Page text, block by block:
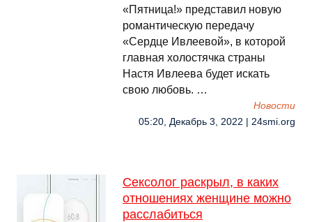
«Пятница!» представил новую
романтическую передачу
«Сердце Ивлеевой», в которой
главная холостячка страны
Настя Ивлеева будет искать
свою любовь. …
Новости
05:20, Декабрь 3, 2022 | 24smi.org
Сексолог раскрыл, в каких
отношениях женщине можно
расслабиться